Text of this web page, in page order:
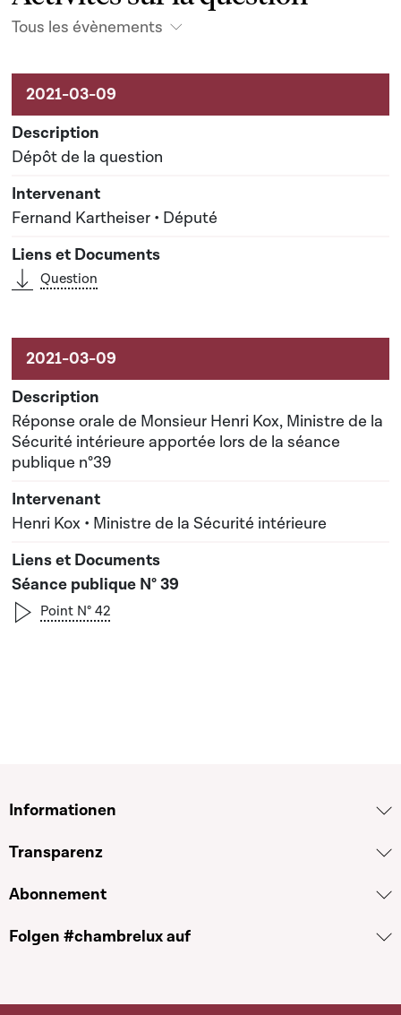
Tous les évènements
Activités sur le dossier
Dépôt de la question
Fernand Kartheiser • Député
Question
Réponse orale de Monsieur Henri Kox, Ministre de la
Sécurité intérieure apportée lors de la séance
publique n°39
Henri Kox • Ministre de la Sécurité intérieure
Séance publique N° 39
Point N° 42
Informationen
Transparenz
Abonnement
Folgen #chambrelux auf